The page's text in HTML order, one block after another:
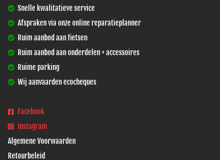
Snelle kwalitatieve service
Afspraken via onze online reparatieplanner
Ruim aanbod aan fietsen
Ruim aanbod aan onderdelen + accessoires
Ruime parking
Wij aanvaarden ecocheques
Facebook
Instagram
Algemene Voorwaarden
Retourbeleid